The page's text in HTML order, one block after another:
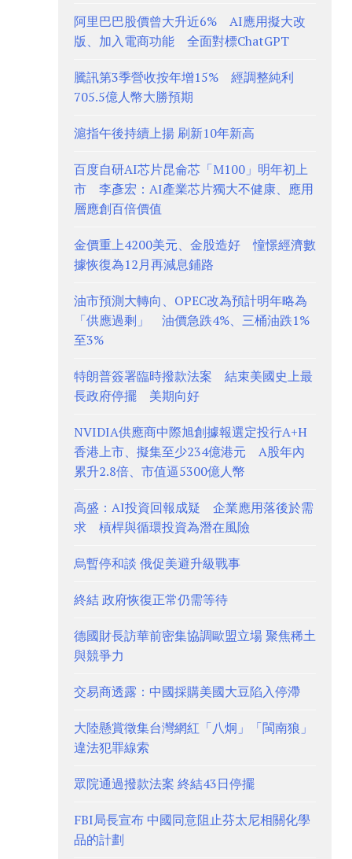
阿里巴巴股價曾大升近6% AI應用擬大改
版、加入電商功能 全面對標ChatGPT
騰訊第3季營收按年增15% 經調整純利
705.5億人幣大勝預期
滬指午後持續上揚 刷新10年新高
百度自研AI芯片昆侖芯「M100」明年初上
市 李彥宏：AI產業芯片獨大不健康、應用
層應創百倍價值
金價重上4200美元、金股造好 憧憬經濟數
據恢復為12月再減息鋪路
油市預測大轉向、OPEC改為預計明年略為
「供應過剩」 油價急跌4%、三桶油跌1%
至3%
特朗普簽署臨時撥款法案 結束美國史上最
長政府停擺 美期向好
NVIDIA供應商中際旭創據報選定投行A+H
香港上市、擬集至少234億港元 A股年內
累升2.8倍、市值逼5300億人幣
高盛：AI投資回報成疑 企業應用落後於需
求 槓桿與循環投資為潛在風險
烏暫停和談 俄促美避升級戰事
終結 政府恢復正常仍需等待
德國財長訪華前密集協調歐盟立場 聚焦稀土
與競爭力
交易商透露：中國採購美國大豆陷入停滯
大陸懸賞徵集台灣網紅「八炯」「閩南狼」
違法犯罪線索
眾院通過撥款法案 終結43日停擺
FBI局長宣布 中國同意阻止芬太尼相關化學
品的計劃